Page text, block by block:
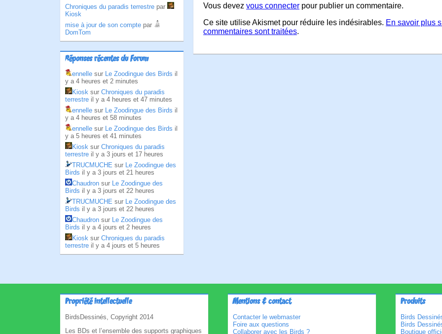
Chroniques du paradis terrestre par
Kiosk
mise à jour de son compte par
DomTom
Réponses récentes du Forum
ennelle sur Le Zoodingue des Birds il
y a 4 heures et 2 minutes
Kiosk sur Chroniques du paradis
terrestre il y a 4 heures et 47 minutes
ennelle sur Le Zoodingue des Birds il
y a 4 heures et 58 minutes
ennelle sur Le Zoodingue des Birds il
y a 5 heures et 41 minutes
Kiosk sur Chroniques du paradis
terrestre il y a 3 jours et 17 heures
TRUCMUCHE sur Le Zoodingue des
Birds il y a 3 jours et 21 heures
Chaudron sur Le Zoodingue des
Birds il y a 3 jours et 22 heures
TRUCMUCHE sur Le Zoodingue des
Birds il y a 3 jours et 22 heures
Chaudron sur Le Zoodingue des
Birds il y a 4 jours et 2 heures
Kiosk sur Chroniques du paradis
terrestre il y a 4 jours et 5 heures
Vous devez vous connecter pour publier un commentaire.
Ce site utilise Akismet pour réduire les indésirables. En savoir plus
commentaires sont traitées.
Propriété intellectuelle
BirdsDessinés, Copyright 2014
Les BDs et l’ensemble des supports graphiques
Mentions & contact
Contacter le webmaster
Foire aux questions
Collaborer avec les Birds ?
Produits
Birds
Birds
Boutique